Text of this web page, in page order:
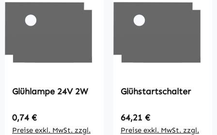
Glühlampe 24V 2W
Regulärer Preis:
0,74 €
Preise exkl. MwSt. zzgl.
Glühstartschalter
Regulärer Preis:
64,21 €
Preise exkl. MwSt. zzgl.